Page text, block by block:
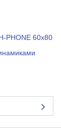
PHONE 60x80